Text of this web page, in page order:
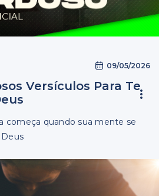
09/05/2026
Versículos Para Te
começa quando sua mente se